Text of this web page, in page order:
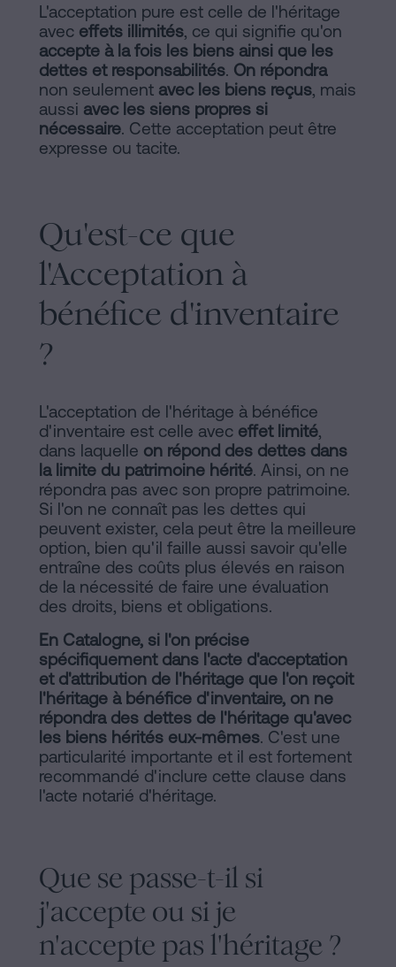
Suivez-
nous
sur
L'acceptation pure est celle de l'héritage
avec effets illimités, ce qui signifie qu'on
accepte à la fois les biens ainsi que les
dettes et responsabilités. On répondra
non seulement avec les biens reçus, mais
aussi avec les siens propres si
nécessaire. Cette acceptation peut être
expresse ou tacite.
Qu'est-ce que
l'Acceptation à
bénéfice d'inventaire
?
L'acceptation de l'héritage à bénéfice
d'inventaire est celle avec effet limité,
dans laquelle on répond des dettes dans
la limite du patrimoine hérité. Ainsi, on ne
répondra pas avec son propre patrimoine.
Si l'on ne connaît pas les dettes qui
peuvent exister, cela peut être la meilleure
option, bien qu'il faille aussi savoir qu'elle
entraîne des coûts plus élevés en raison
de la nécessité de faire une évaluation
des droits, biens et obligations.
En Catalogne, si l'on précise
spécifiquement dans l'acte d'acceptation
et d'attribution de l'héritage que l'on reçoit
l'héritage à bénéfice d'inventaire, on ne
répondra des dettes de l'héritage qu'avec
les biens hérités eux-mêmes. C'est une
particularité importante et il est fortement
recommandé d'inclure cette clause dans
l'acte notarié d'héritage.
Que se passe-t-il si
j'accepte ou si je
n'accepte pas l'héritage ?